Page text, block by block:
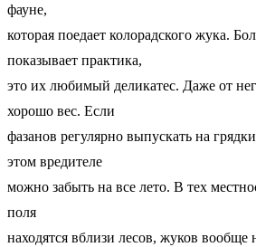
фауне,
которая поедает колорадского жука.
показывает практика,
это их любимый деликатес. Даже от
хорошо вес. Если
фазанов регулярно выпускать на
этом вредителе
можно забыть на все лето. В тех
поля
находятся вблизи лесов, жуков вообще